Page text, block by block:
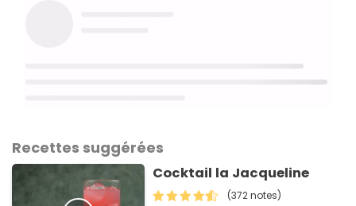
Recettes suggérées
Cocktail la Jacqueline
(372 notes)